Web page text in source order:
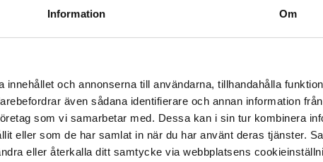
Information Om
och annonserna till användarna, tillhandahålla
även sådana identifierare och annan information
som vi samarbetar med. Dessa kan i sin tur kombinera
eller som de har samlat in när du har använt deras tjänster.
eller återkalla ditt samtycke via webbplatsens
lågt
grön
hög
i
fria
i